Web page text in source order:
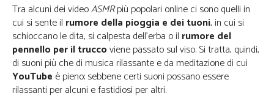
Tra alcuni dei videoASMRpiù popolari online ci sono quelli in
cui si sente il rumore della pioggia e dei tuoni, in cui si
schioccano le dita, si calpesta dell’erba o il rumore del
pennello per il truccoviene passato sul viso. Si tratta, quindi,
di suoni più che di musica rilassante e da meditazione di cui
YouTube è pieno; sebbene certi suoni possano essere
rilassanti per alcuni e fastidiosi per altri.